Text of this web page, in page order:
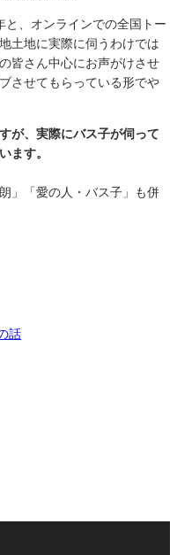
、オンラインでの全国トー
土地に実際に伺うわけでは
皆さん中心にお声がけさせ
させてもらっている形でや
が、実際にバス子が伺って
ます。
」「愛の人・バス子」も併
話